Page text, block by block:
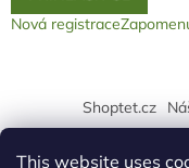
This website uses
Nová registrace
Shoptet.cz